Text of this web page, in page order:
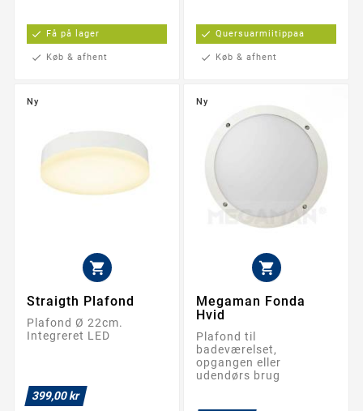
check Få på lager
check Køb & afhent
check Quersuarmiitippaa
check Køb & afhent
Ny

Straigth Plafond
Plafond Ø 22cm.
Integreret LED
399,00 kr
Ny

Megaman Fonda
Hvid
Plafond til
badeværelset,
opgangen eller
udendørs brug